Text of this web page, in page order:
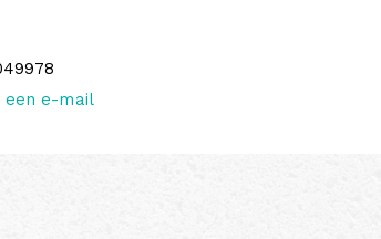
een e-mail